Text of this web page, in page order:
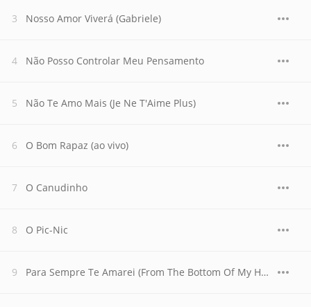
Nosso Amor Viverá (Gabriele)
Não Posso Controlar Meu Pensamento
Não Te Amo Mais (Je Ne T'Aime Plus)
O Bom Rapaz (ao vivo)
O Canudinho
O Pic-Nic
Para Sempre Te Amarei (From The Bottom Of My Heart)